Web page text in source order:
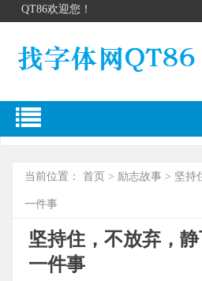
QT86欢迎您！
当前位置： 首页 > 励志故事 > 坚持
一件事
坚持住，不放弃，
一件事